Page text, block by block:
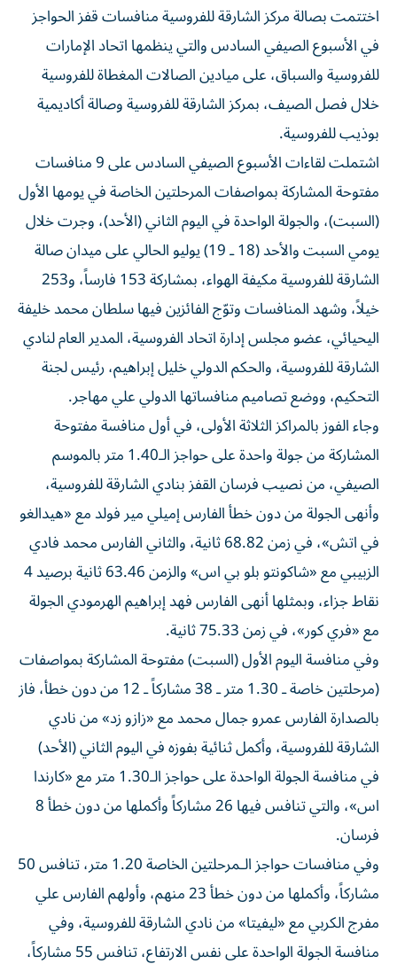
اختتمت بصالة مركز الشارقة للفروسية منافسات قفز الحواجز
في الأسبوع الصيفي السادس والتي ينظمها اتحاد الإمارات
للفروسية والسباق، على ميادين الصالات المغطاة للفروسية
خلال فصل الصيف، بمركز الشارقة للفروسية وصالة أكاديمية
بوذيب للفروسية.
اشتملت لقاءات الأسبوع الصيفي السادس على 9 منافسات
مفتوحة المشاركة بمواصفات المرحلتين الخاصة في يومها الأول
(السبت)، والجولة الواحدة في اليوم الثاني (الأحد)، وجرت خلال
يومي السبت والأحد (18 ـ 19) يوليو الحالي على ميدان صالة
الشارقة للفروسية مكيفة الهواء، بمشاركة 153 فارساً، و253
خيلاً، وشهد المنافسات وتوّج الفائزين فيها سلطان محمد خليفة
اليحيائي، عضو مجلس إدارة اتحاد الفروسية، المدير العام لنادي
الشارقة للفروسية، والحكم الدولي خليل إبراهيم، رئيس لجنة
التحكيم، ووضع تصاميم منافساتها الدولي علي مهاجر.
وجاء الفوز بالمراكز الثلاثة الأولى، في أول منافسة مفتوحة
المشاركة من جولة واحدة على حواجز الـ1.40 متر بالموسم
الصيفي، من نصيب فرسان القفز بنادي الشارقة للفروسية،
وأنهى الجولة من دون خطأ الفارس إميلي مير فولد مع «هيدالغو
في اتش»، في زمن 68.82 ثانية، والثاني الفارس محمد فادي
الزبيبي مع «شاكونتو بلو بي اس» والزمن 63.46 ثانية برصيد 4
نقاط جزاء، وبمثلها أنهى الفارس فهد إبراهيم الهرمودي الجولة
مع «فري كور»، في زمن 75.33 ثانية.
وفي منافسة اليوم الأول (السبت) مفتوحة المشاركة بمواصفات
(مرحلتين خاصة ـ 1.30 متر ـ 38 مشاركاً ـ 12 من دون خطأ، فاز
بالصدارة الفارس عمرو جمال محمد مع «زازو زد» من نادي
الشارقة للفروسية، وأكمل ثنائية بفوزه في اليوم الثاني (الأحد)
في منافسة الجولة الواحدة على حواجز الـ1.30 متر مع «كارندا
اس»، والتي تنافس فيها 26 مشاركاً وأكملها من دون خطأ 8
فرسان.
وفي منافسات حواجز الـمرحلتين الخاصة 1.20 متر، تنافس 50
مشاركاً، وأكملها من دون خطأ 23 منهم، وأولهم الفارس علي
مفرج الكربي مع «ليفيتا» من نادي الشارقة للفروسية، وفي
منافسة الجولة الواحدة على نفس الارتفاع، تنافس 55 مشاركاً،